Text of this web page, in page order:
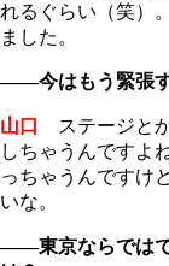
れるぐらい（笑）
ました。
――今はもう緊張
山口
ステージと
しちゃうんですよ
っちゃうんですけ
いな。
――東京ならではで